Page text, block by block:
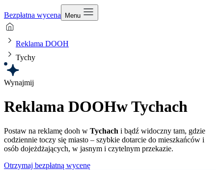
Bezpłatna wycena Menu
Reklama DOOH
Tychy
Wynajmij
Reklama DOOHw Tychach
Postaw na reklamę dooh w Tychach i bądź widoczny tam, gdzie
codziennie toczy się miasto – szybkie dotarcie do mieszkańców i
osób dojeżdżających, w jasnym i czytelnym przekazie.
Otrzymaj bezpłatną wycenę